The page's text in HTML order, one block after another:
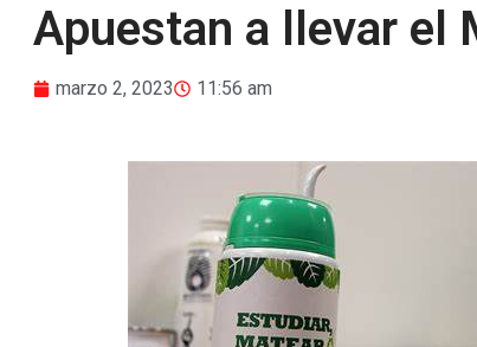
Apuestan a llevar el
marzo 2, 2023 11:56 am